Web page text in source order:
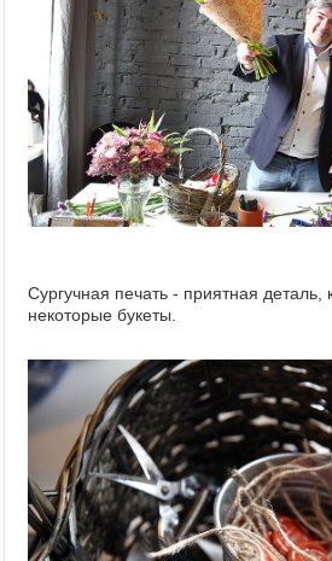
Сургучная печать - приятная деталь,
некоторые букеты.